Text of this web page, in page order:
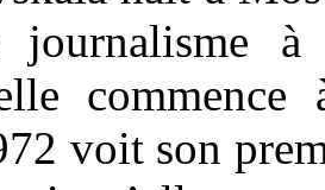
journalisme
voit son